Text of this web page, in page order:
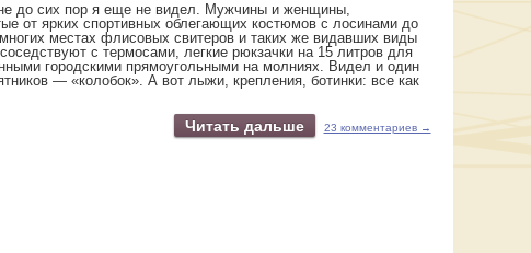
до сих пор я еще не видел. Мужчины и женщины,
от ярких спортивных облегающих костюмов с лосинами до
местах флисовых свитеров и таких же видавших виды
с термосами, легкие рюкзачки на 15 литров для
городскими прямоугольными на молниях. Видел и один
— «колобок». А вот лыжи, крепления, ботинки: все как
Читать дальше 23 комментариев →